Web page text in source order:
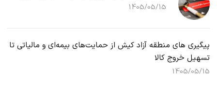
1405/05/15
پیگیری های منطقه آزاد کیش از حمایت‌های بیمه‌ای و مالیاتی تا
تسهیل خروج کالا
1405/05/15